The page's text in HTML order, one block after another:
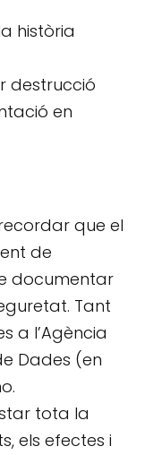
història
destrucció
en
que el
de
documentar
Tant
a l’Agència
Dades (en
tota la
els efectes i